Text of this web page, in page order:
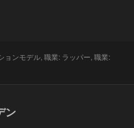
ョンモデル,職業: ラッパー,職業:
ン